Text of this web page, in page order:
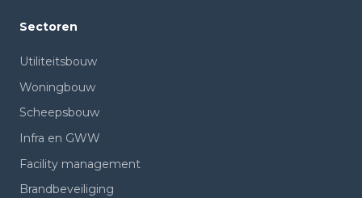
Sectoren
Utiliteitsbouw
Woningbouw
Scheepsbouw
Infra en GWW
Facility management
Brandbeveiliging